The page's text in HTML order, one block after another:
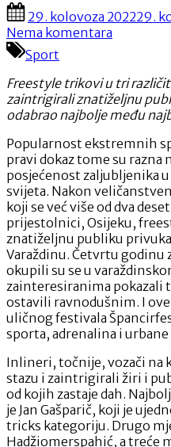
Posted
on
29. kolovoza 202229.
Nema komentara
jedno
izdanje
Challenge
Toura
u
Varaždinu
Sport
Freestyle trikovi u tri
zaintrigirali znatiželjnu
odabrao najbolje među
Popularnost ekstremnih
pravi dokaz tome su razna
posjećenost zaljubljenika
svijeta. Nakon
koji se već više od dva
prijestolnici, Osijeku,
znatiželjnu publiku
Varaždinu. Četvrtu godinu
okupili su se u
zainteresiranima pokazali
ostavili ravnodušnim. I
uličnog festivala
sporta, adrenalina i
Inlineri, točnije, vozači na
stazu i zaintrigirali žiri i
od kojih zastaje dah.
je Jan Gašparič, koji je
tricks kategoriju. Drugo
Hadžiomerspahić, a treće